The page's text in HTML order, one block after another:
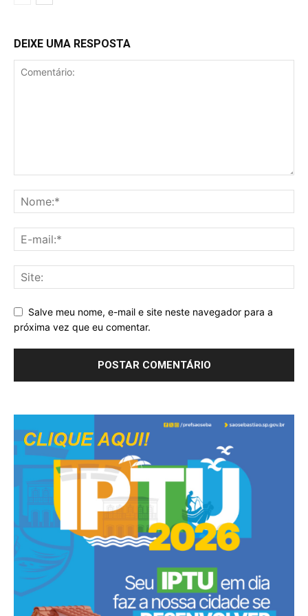
DEIXE UMA RESPOSTA
Salve meu nome, e-mail e site neste navegador para a
próxima vez que eu comentar.